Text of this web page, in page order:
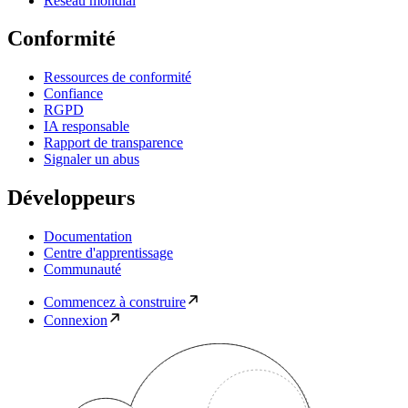
Conformité
Ressources de conformité
Confiance
RGPD
IA responsable
Rapport de transparence
Signaler un abus
Développeurs
Documentation
Centre d'apprentissage
Communauté
Commencez à construire
Connexion